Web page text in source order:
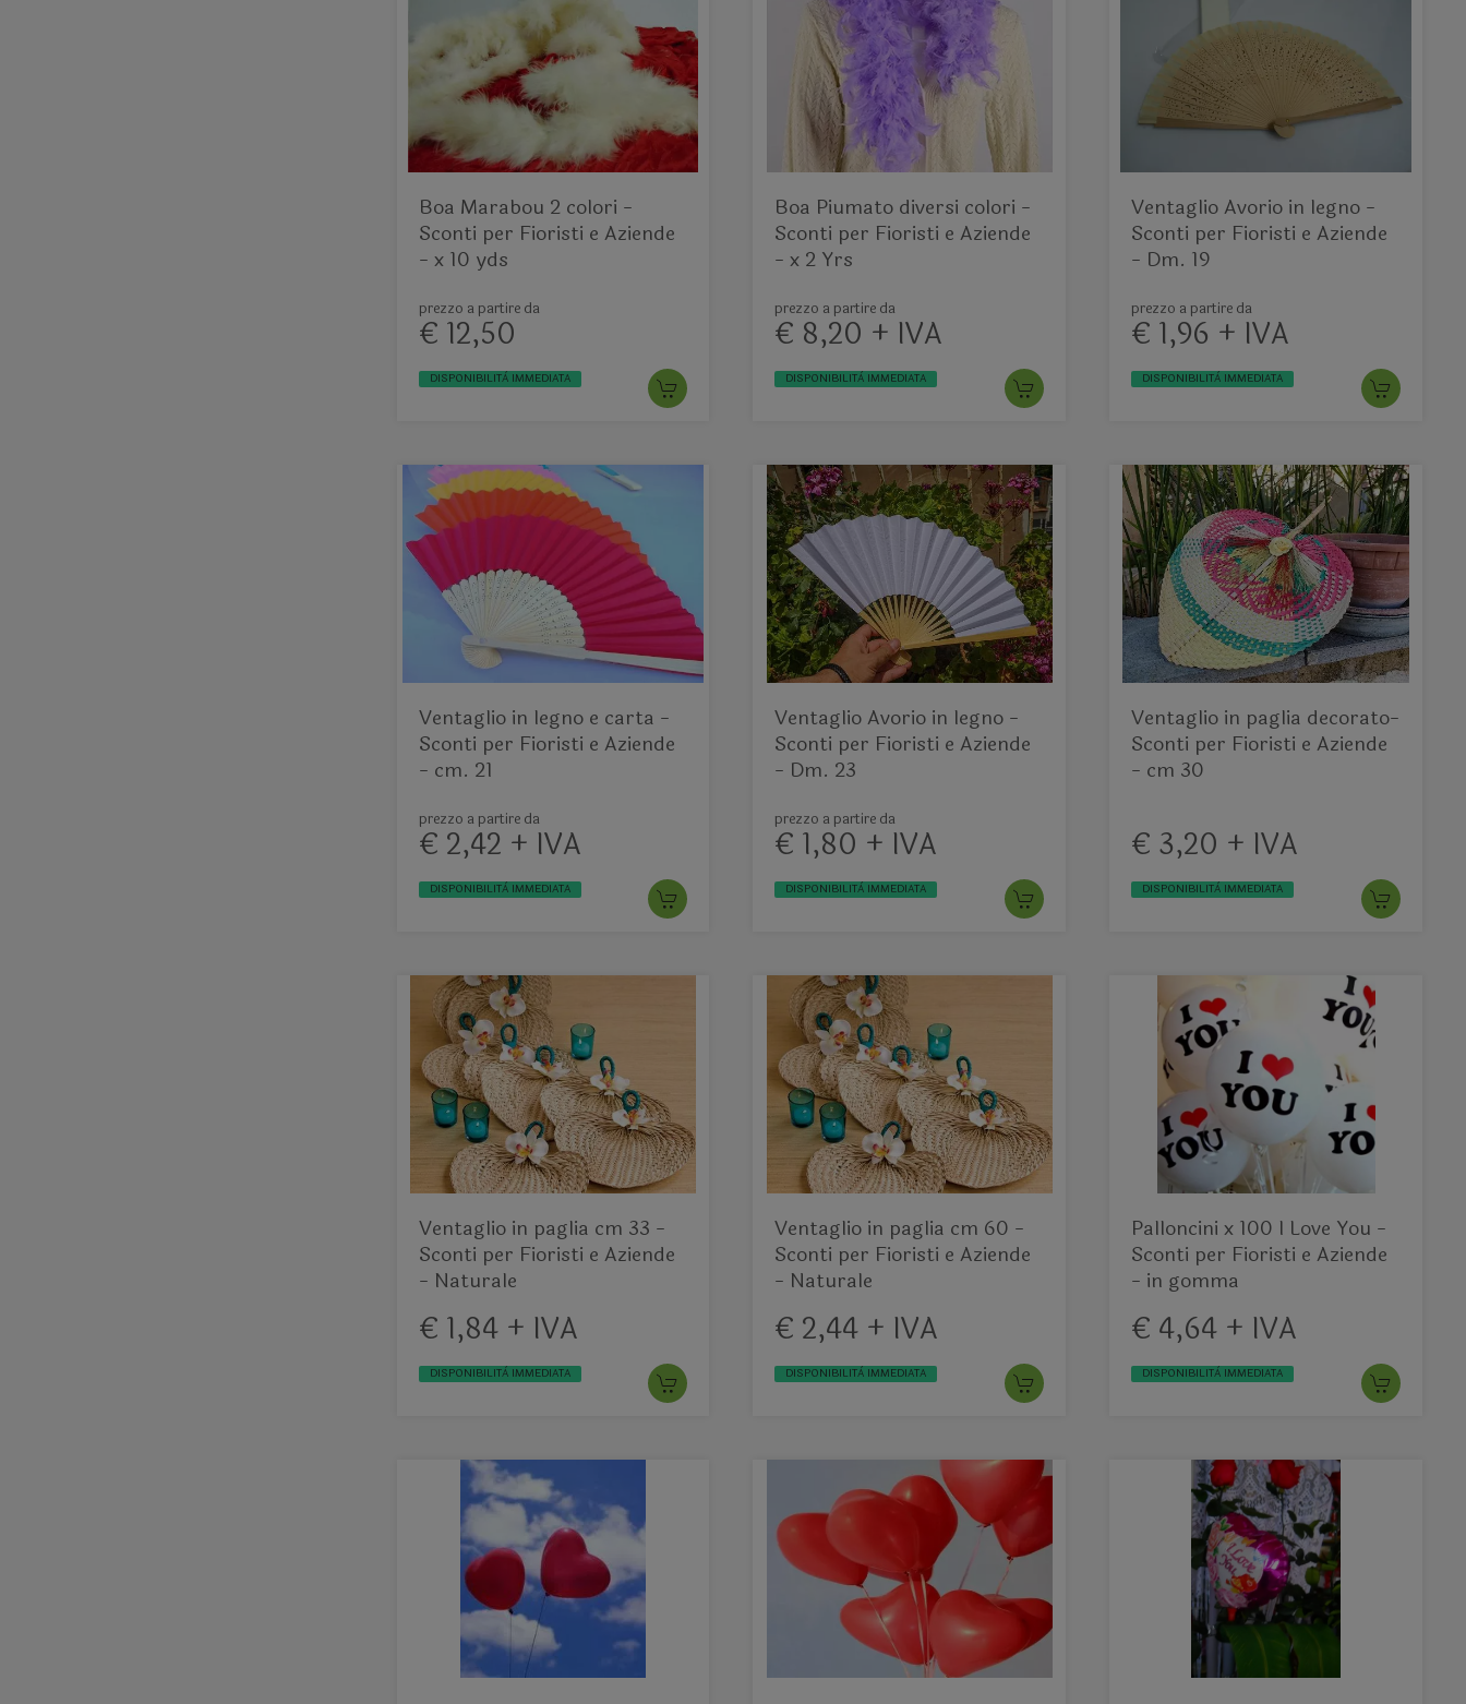
Boa Marabou 2 colori -
Sconti per Fioristi e Aziende
- x 10 yds
prezzo a partire da
€ 12,50
DISPONIBILITÀ IMMEDIATA
Boa Piumato diversi colori -
Sconti per Fioristi e Aziende
- x 2 Yrs
prezzo a partire da
€ 8,20 + IVA
DISPONIBILITÀ IMMEDIATA
Ventaglio Avorio in legno -
Sconti per Fioristi e Aziende
- Dm. 19
prezzo a partire da
€ 1,96 + IVA
DISPONIBILITÀ IMMEDIATA
Ventaglio in legno e carta -
Sconti per Fioristi e Aziende
- cm. 21
prezzo a partire da
€ 2,42 + IVA
DISPONIBILITÀ IMMEDIATA
Ventaglio Avorio in legno -
Sconti per Fioristi e Aziende
- Dm. 23
prezzo a partire da
€ 1,80 + IVA
DISPONIBILITÀ IMMEDIATA
Ventaglio in paglia decorato-
Sconti per Fioristi e Aziende
- cm 30
€ 3,20 + IVA
DISPONIBILITÀ IMMEDIATA
Ventaglio in paglia cm 33 -
Sconti per Fioristi e Aziende
- Naturale
€ 1,84 + IVA
DISPONIBILITÀ IMMEDIATA
Ventaglio in paglia cm 60 -
Sconti per Fioristi e Aziende
- Naturale
€ 2,44 + IVA
DISPONIBILITÀ IMMEDIATA
Palloncini x 100 I Love You -
Sconti per Fioristi e Aziende
- in gomma
€ 4,64 + IVA
DISPONIBILITÀ IMMEDIATA